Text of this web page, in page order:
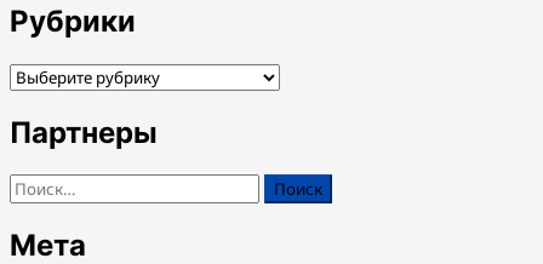
Рубрики
Рубрики
Партнеры
Найти:
Мета